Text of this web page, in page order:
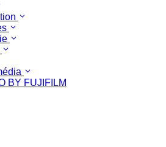
BY FUJIFILM